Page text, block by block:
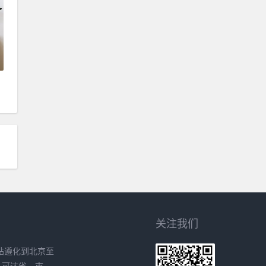
遵化到北京至
关注我们